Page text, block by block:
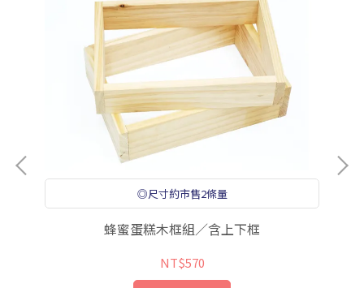
◎尺寸約市售2條量
蜂蜜蛋糕木框組／含上下框
NT$570